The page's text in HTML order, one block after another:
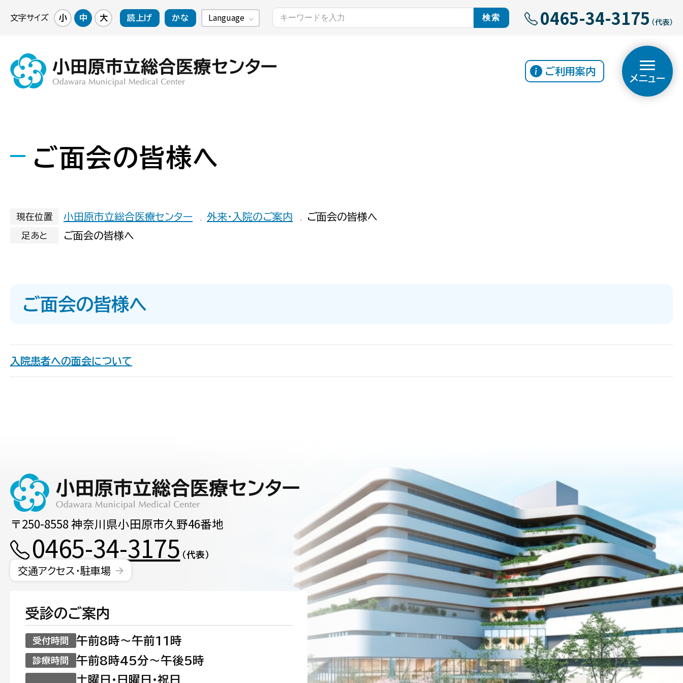
ご利用案内
メニュー
文字サイズ 小 中 大 読上げ かな Language 0465-34-3175 （代表）
ご面会の皆様へ
現在位置 小田原市立総合医療センター 外来・入院のご案内 ご面会の皆様へ
足あと ご面会の皆様へ
ご面会の皆様へ
入院患者への面会について
小田原市立総合医療センター
〒250-8558 神奈川県小田原市久野46番地
0465-34-3175 （代表）
交通アクセス・駐車場
受診のご案内
受付時間 午前8時〜午前11時
診療時間
午前8時45分〜午後5時
土曜日・日曜日・祝日